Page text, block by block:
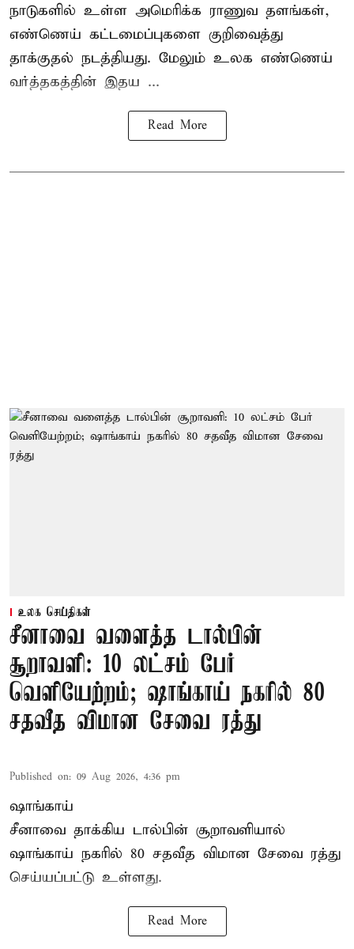
நாடுகளில் உள்ள அமெரிக்க ராணுவ தளங்கள்,
எண்ணெய் கட்டமைப்புகளை குறிவைத்து
தாக்குதல் நடத்தியது. மேலும் உலக எண்ணெய்
வர்த்தகத்தின் இதய ...
Read More
உலக செய்திகள்
சீனாவை வளைத்த டால்பின்
சூறாவளி: 10 லட்சம் பேர்
வெளியேற்றம்; ஷாங்காய் நகரில் 80
சதவீத விமான சேவை ரத்து
Published on: 09 Aug 2026, 4:36 pm
ஷாங்காய்
சீனாவை தாக்கிய டால்பின் சூறாவளியால்
ஷாங்காய் நகரில் 80 சதவீத விமான சேவை ரத்து
செய்யப்பட்டு உள்ளது.
Read More